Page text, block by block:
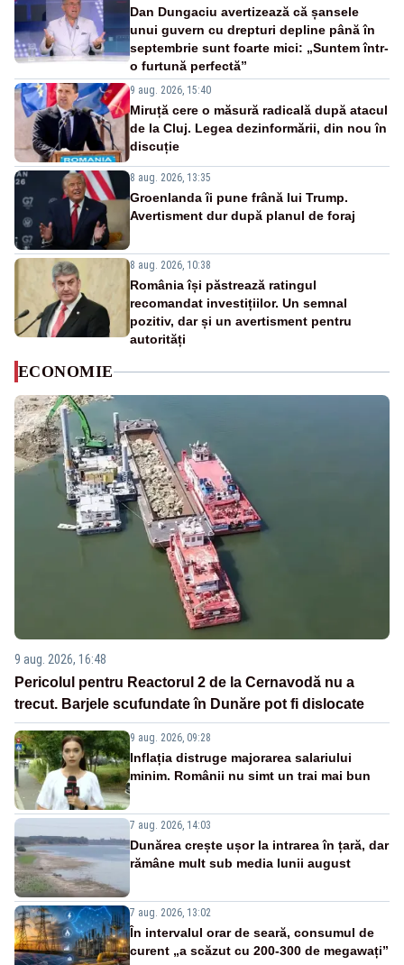
Dan Dungaciu avertizează că șansele
unui guvern cu drepturi depline până în
septembrie sunt foarte mici: „Suntem într-
o furtună perfectă”
9 aug. 2026, 15:40
Miruță cere o măsură radicală după atacul
de la Cluj. Legea dezinformării, din nou în
discuție
8 aug. 2026, 13:35
Groenlanda îi pune frână lui Trump.
Avertisment dur după planul de foraj
8 aug. 2026, 10:38
România își păstrează ratingul
recomandat investițiilor. Un semnal
pozitiv, dar și un avertisment pentru
autorități
ECONOMIE
9 aug. 2026, 16:48
Pericolul pentru Reactorul 2 de la Cernavodă nu a
trecut. Barjele scufundate în Dunăre pot fi dislocate
9 aug. 2026, 09:28
Inflația distruge majorarea salariului
minim. Românii nu simt un trai mai bun
7 aug. 2026, 14:03
Dunărea crește ușor la intrarea în țară, dar
rămâne mult sub media lunii august
7 aug. 2026, 13:02
În intervalul orar de seară, consumul de
curent „a scăzut cu 200-300 de megawați”